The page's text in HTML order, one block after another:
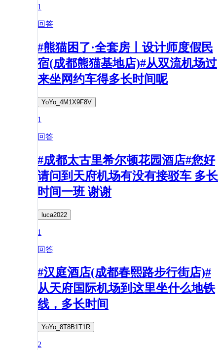
1
回答
#熊猫困了·全套房丨设计师度假民
宿(成都熊猫基地店)#从双流机场过
来坐网约车得多长时间呢
YoYo_4M1X9F8V
1
回答
#成都太古里希尔顿花园酒店#您好
请问到天府机场有没有接驳车 多长
时间一班 谢谢
luca2022
1
回答
#汉庭酒店(成都春熙路步行街店)#
从天府国际机场到这里坐什么地铁
线，多长时间
YoYo_8T8B1T1R
2